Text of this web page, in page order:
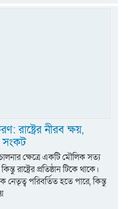
রাষ্ট্রের নীরব ক্ষয়,
সংকট
ক্ষেত্রে একটি মৌলিক সত্য
প্রতিষ্ঠান টিকে থাকে।
নেতৃত্ব পরিবর্তিত হতে পারে, কিন্তু